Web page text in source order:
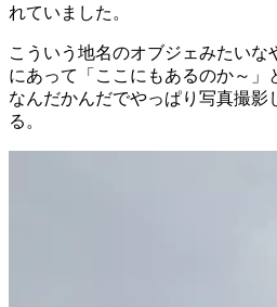
れていました。
こういう地名のオブジェみたいな
にあって「ここにもあるのか～」
なんだかんだでやっぱり写真撮影
る。